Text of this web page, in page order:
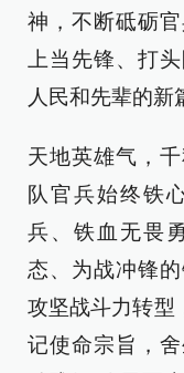
神，不断砥砺
上当先锋、打
人民和先辈的新
天地英雄气，
队官兵始终铁
兵、铁血无畏
态、为战冲锋
攻坚战斗力转型
记使命宗旨，